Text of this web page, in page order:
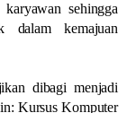
sehingga
dalam kemajuan
dibagi menjadi
Kursus Komputer